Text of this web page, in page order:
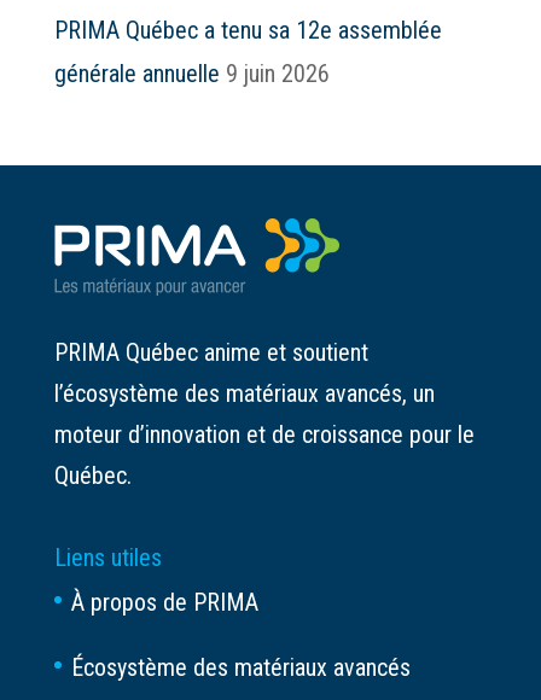
PRIMA Québec a tenu sa 12e assemblée
générale annuelle 9 juin 2026
PRIMA Québec anime et soutient
l’écosystème des matériaux avancés, un
moteur d’innovation et de croissance pour le
Québec.
Liens utiles
À propos de PRIMA
Écosystème des matériaux avancés